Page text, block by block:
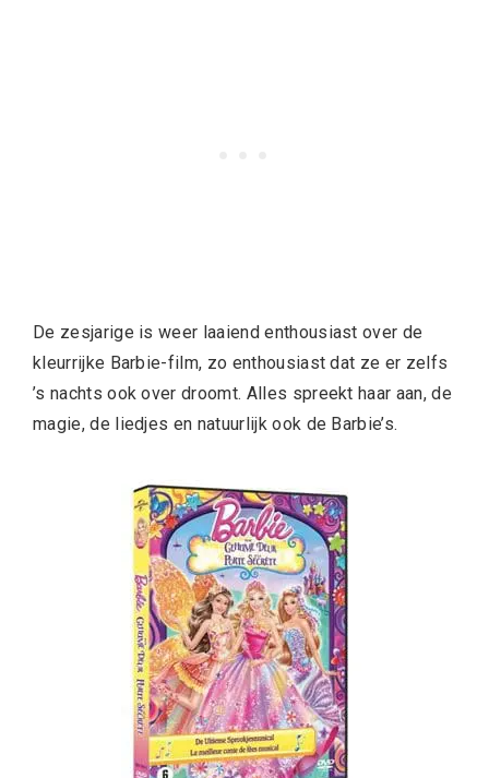
De zesjarige is weer laaiend enthousiast over de
kleurrijke Barbie-film, zo enthousiast dat ze er zelfs
’s nachts ook over droomt. Alles spreekt haar aan, de
magie, de liedjes en natuurlijk ook de Barbie’s.